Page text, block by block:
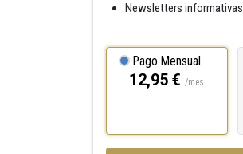
Newsletters informativas
Pago Mensual
12,95 €/mes